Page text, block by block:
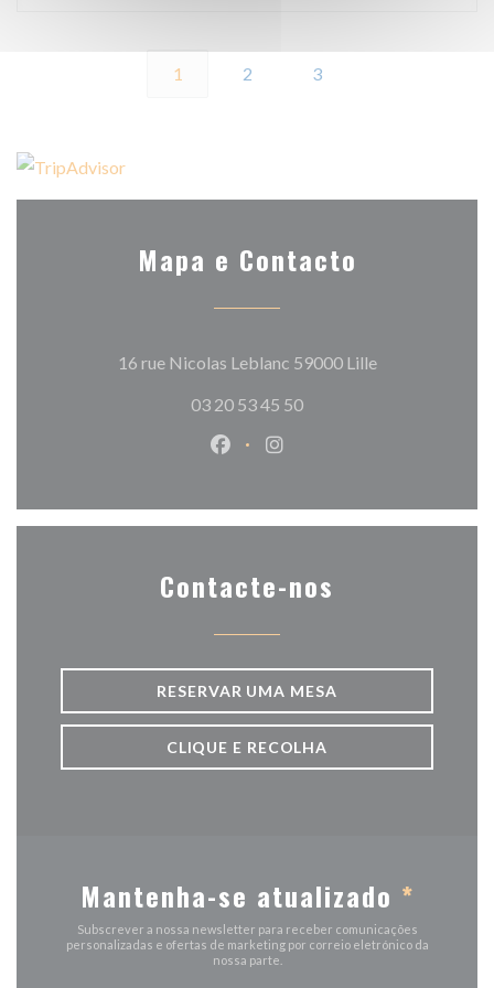
1 2 3
Mapa e Contacto
16 rue Nicolas Leblanc 59000 Lille((abre numa
03 20 53 45 50
Facebook ((abre numa nova
Instagram ((abre numa
Contacte-nos
RESERVAR UMA MESA
CLIQUE E RECOLHA
Mantenha-se atualizado *
Subscrever a nossa newsletter para receber comunicações
personalizadas e ofertas de marketing por correio eletrónico da
nossa parte.